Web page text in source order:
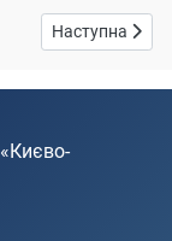
Наступна
Наступна